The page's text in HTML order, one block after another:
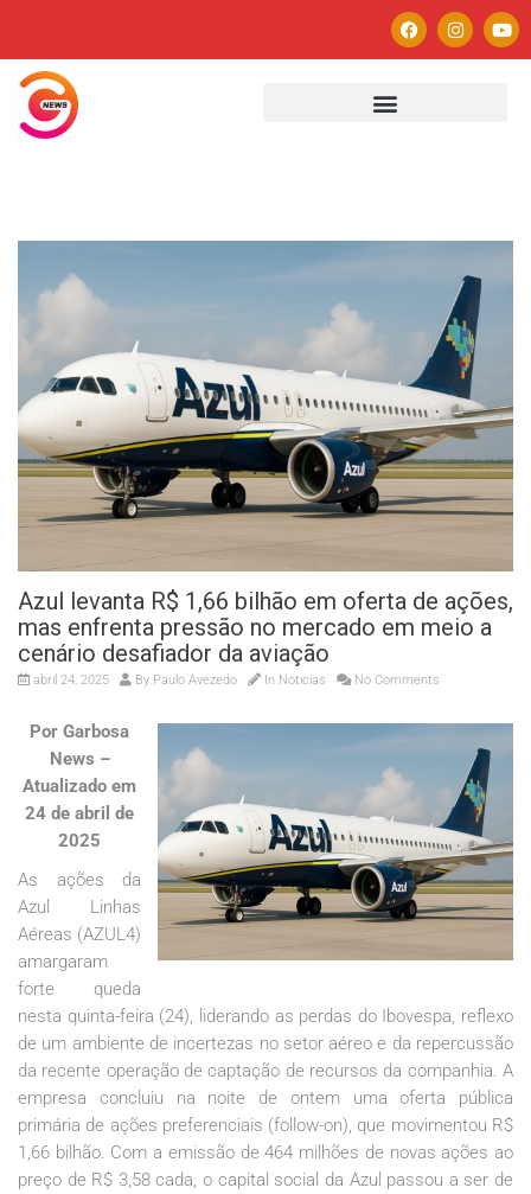
Azul levanta R$ 1,66 bilhão em oferta de ações,
mas enfrenta pressão no mercado em meio a
cenário desafiador da aviação
abril 24, 2025 By Paulo Avezedo In Noticias No Comments
Por Garbosa
News –
Atualizado em
24 de abril de
2025
As ações da
Azul Linhas
Aéreas (AZUL4)
amargaram
forte queda
nesta quinta-feira (24), liderando as perdas do Ibovespa, reflexo
de um ambiente de incertezas no setor aéreo e da repercussão
da recente operação de captação de recursos da companhia. A
empresa concluiu na noite de ontem uma oferta pública
primária de ações preferenciais (follow-on), que movimentou R$
1,66 bilhão. Com a emissão de 464 milhões de novas ações ao
preço de R$ 3,58 cada, o capital social da Azul passou a ser de